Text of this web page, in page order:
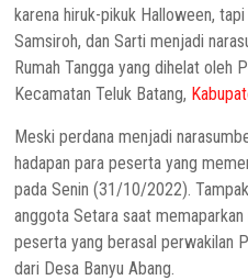
karena hiruk-pikuk Halloween,
Samsiroh, dan Sarti menjadi
Rumah Tangga yang dihelat oleh
Kecamatan Teluk Batang,
Meski perdana menjadi
hadapan para peserta yang
pada Senin (31/10/2022).
anggota Setara saat
peserta yang berasal perwakilan
dari Desa Banyu Abang.